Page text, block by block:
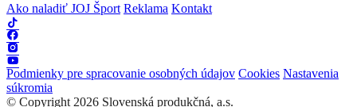
Ako naladiť JOJ Šport Reklama Kontakt
Podmienky pre spracovanie osobných údajov Cookies Nastavenia
súkromia
© Copyright 2026 Slovenská produkčná, a.s.